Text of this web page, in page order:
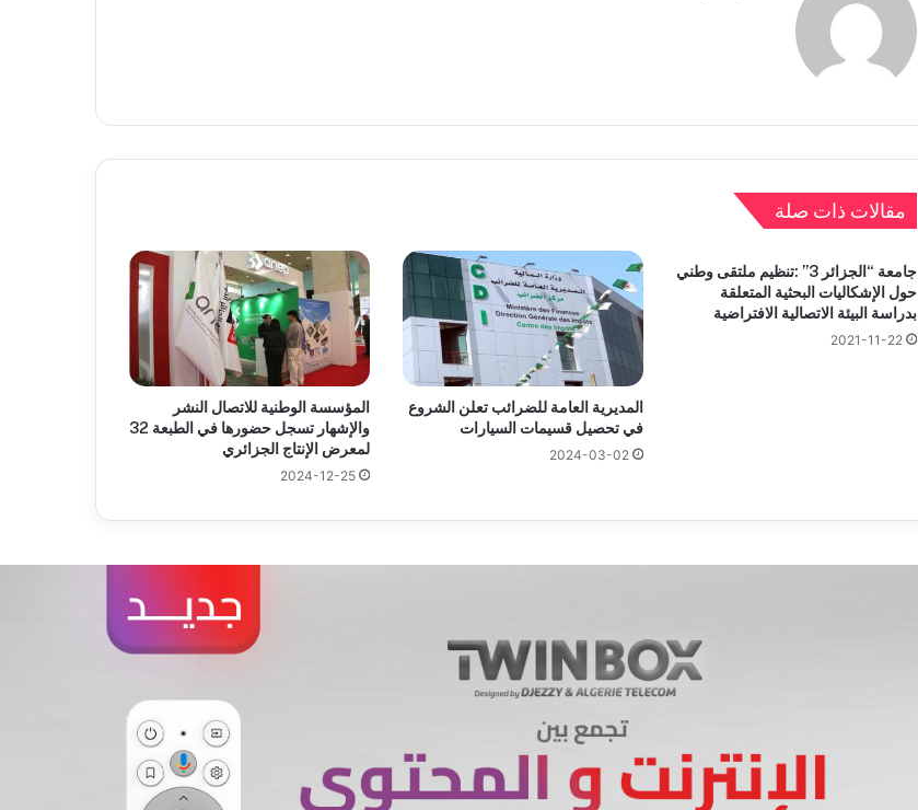
مقالات ذات صلة
جامعة “الجزائر 3” :تنظيم ملتقى وطني
حول الإشكاليات البحثية المتعلقة
بدراسة البيئة الاتصالية الافتراضية
2021-11-22
المديرية العامة للضرائب تعلن الشروع
في تحصيل قسيمات السيارات
2024-03-02
المؤسسة الوطنية للاتصال النشر
والإشهار تسجل حضورها في الطبعة 32
لمعرض الإنتاج الجزائري
2024-12-25